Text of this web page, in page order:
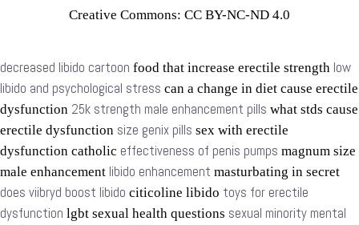
Creative Commons: CC BY-NC-ND 4.0
decreased libido cartoon food that increase erectile strength low
libido and psychological stress can a change in diet cause erectile
dysfunction 25k strength male enhancement pills what stds cause
erectile dysfunction size genix pills sex with erectile
dysfunction catholic effectiveness of penis pumps magnum size
male enhancement libido enhancement masturbating in secret
does viibryd boost libido citicoline libido toys for erectile
dysfunction lgbt sexual health questions sexual minority mental